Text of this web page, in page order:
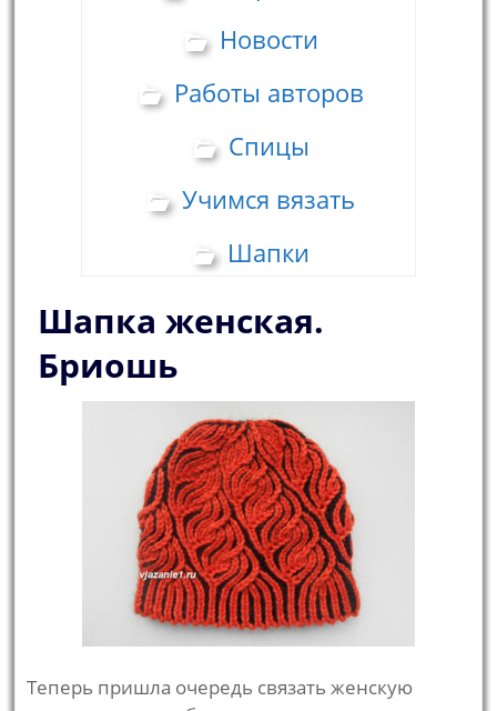
Новости
Работы авторов
Спицы
Учимся вязать
Шапки
Шапка женская.
Бриошь
Теперь пришла очередь связать женскую